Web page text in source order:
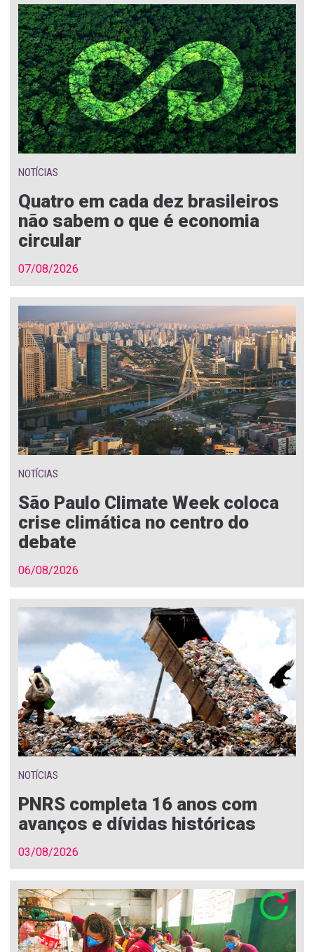
NOTÍCIAS
Quatro em cada dez brasileiros
não sabem o que é economia
circular
07/08/2026
NOTÍCIAS
São Paulo Climate Week coloca
crise climática no centro do
debate
06/08/2026
NOTÍCIAS
PNRS completa 16 anos com
avanços e dívidas históricas
03/08/2026